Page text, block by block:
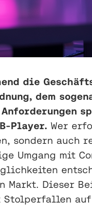
die
dem
Anforderungen
Player. Wer
sondern auch
Umgang mit
Markt. Dieser
Stolperfallen